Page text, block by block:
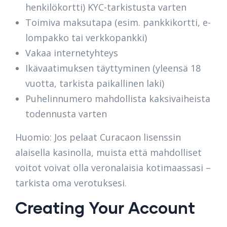
henkilökortti) KYC-tarkistusta varten
Toimiva maksutapa (esim. pankkikortti, e-
lompakko tai verkkopankki)
Vakaa internetyhteys
Ikävaatimuksen täyttyminen (yleensä 18
vuotta, tarkista paikallinen laki)
Puhelinnumero mahdollista kaksivaiheista
todennusta varten
Huomio: Jos pelaat Curacaon lisenssin
alaisella kasinolla, muista että mahdolliset
voitot voivat olla veronalaisia kotimaassasi –
tarkista oma verotuksesi.
Creating Your Account